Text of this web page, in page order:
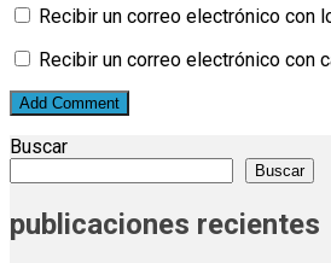
Recibir un correo electrónico con
Recibir un correo electrónico con
Buscar
Buscar
publicaciones recientes